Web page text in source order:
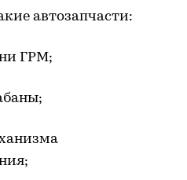
автозапчасти:
ГРМ;